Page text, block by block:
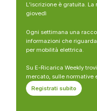
L’iscrizione è gratuita.
giovedì
Ogni settimana una
informazioni che
per mobilità elettrica.
Su E-Ricarica Weekly
mercato, sulle normative
Registrati subito